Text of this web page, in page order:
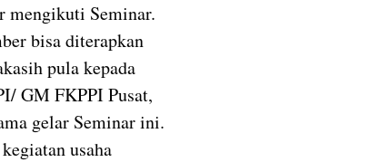
mengikuti Seminar.
bisa diterapkan
pula kepada
GM FKPPI Pusat,
gelar Seminar ini.
usaha